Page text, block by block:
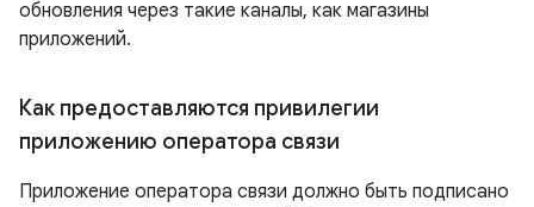
обновления через такие каналы, как магазины
приложений.
Как предоставляются привилегии
приложению оператора связи
Приложение оператора связи должно быть подписано